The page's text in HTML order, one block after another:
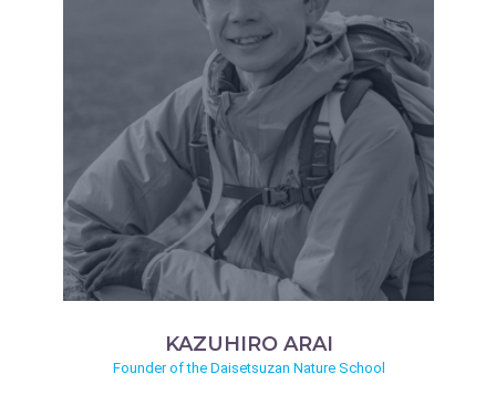
KAZUHIRO ARAI
Founder of the Daisetsuzan Nature School